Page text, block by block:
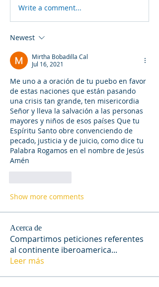
Write a comment...
Newest
Mirtha Bobadilla Cal
Jul 16, 2021
Me uno a a oración de tu puebo en favor
de estas naciones que están pasando
una crisis tan grande, ten misericordia
Señor y lleva la salvación a las personas
mayores y niños de esos países Que tu
Espíritu Santo obre convenciendo de
pecado, justicia y de juicio, como dice tu
Palabra Rogamos en el nombre de Jesús
Amén
Show more comments
Acerca de
Compartimos peticiones referentes
al continente iberoamerica...
Leer más